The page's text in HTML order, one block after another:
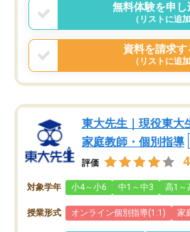
無料体験を申し
（リストに追
資料を請求す
（リストに追
東大先生｜現役東大
家庭教師・個別指導
評価
対象学年 小4～小6 中1～中3 高1～
授業形式 オンライン個別指導(1:1) 家